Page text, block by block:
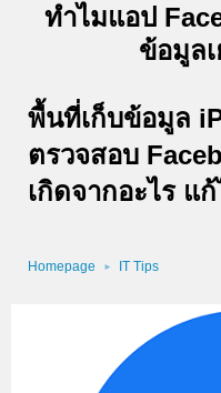
ทำไมแอป
ข้อมูล
พื้นที่เก็บข้อมูล
ตรวจสอบ
เกิดจากอะไร แ
Homepage IT Tips